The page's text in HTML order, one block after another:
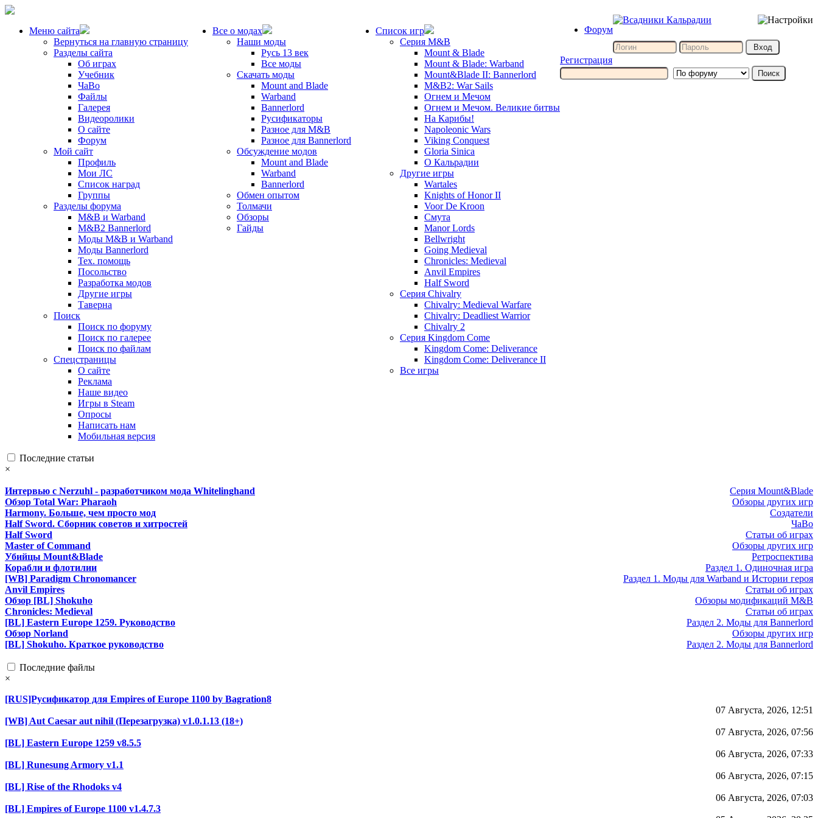
Меню сайта
Вернуться на главную страницу
Разделы сайта
Об играх
Учебник
ЧаВо
Файлы
Галерея
Видеоролики
О сайте
Форум
Мой сайт
Профиль
Мои ЛС
Список наград
Группы
Разделы форума
M&B и Warband
M&B2 Bannerlord
Моды M&B и Warband
Моды Bannerlord
Тех. помощь
Посольство
Разработка модов
Другие игры
Таверна
Поиск
Поиск по форуму
Поиск по галерее
Поиск по файлам
Спецстраницы
О сайте
Реклама
Наше видео
Игры в Steam
Опросы
Написать нам
Мобильная версия
Все о модах
Наши моды
Русь 13 век
Все моды
Скачать моды
Mount and Blade
Warband
Bannerlord
Русификаторы
Разное для M&B
Разное для Bannerlord
Обсуждение модов
Mount and Blade
Warband
Bannerlord
Обмен опытом
Толмачи
Обзоры
Гайды
Список игр
Серия M&B
Mount & Blade
Mount & Blade: Warband
Mount&Blade II: Bannerlord
M&B2: War Sails
Огнем и Мечом
Огнем и Мечом. Великие битвы
На Карибы!
Napoleonic Wars
Viking Conquest
Gloria Sinica
О Кальрадии
Другие игры
Wartales
Knights of Honor II
Voor De Kroon
Смута
Manor Lords
Bellwright
Going Medieval
Chronicles: Medieval
Anvil Empires
Half Sword
Серия Chivalry
Chivalry: Medieval Warfare
Chivalry: Deadliest Warrior
Chivalry 2
Серия Kingdom Come
Kingdom Come: Deliverance
Kingdom Come: Deliverance II
Все игры
Форум
Регистрация
Последние статьи
×
Серия Mount&Blade
Интервью с Nerzuhl - разработчиком мода Whitelinghand
Обзоры других игр
Обзор Total War: Pharaoh
Создатели
Harmony. Больше, чем просто мод
ЧаВо
Half Sword. Сборник советов и хитростей
Статьи об играх
Half Sword
Обзоры других игр
Master of Command
Ретроспектива
Убийцы Mount&Blade
Раздел 1. Одиночная игра
Корабли и флотилии
Раздел 1. Моды для Warband и Истории героя
[WB] Paradigm Chronomancer
Статьи об играх
Anvil Empires
Обзоры модификаций M&B
Обзор [BL] Shokuho
Статьи об играх
Chronicles: Medieval
Раздел 2. Моды для Bannerlord
[BL] Eastern Europe 1259. Руководство
Обзоры других игр
Обзор Norland
Раздел 2. Моды для Bannerlord
[BL] Shokuho. Краткое руководство
Последние файлы
×
[RUS]Русификатор для Empires of Europe 1100 by Bagration8
07 Августа, 2026, 12:51
[WB] Aut Caesar aut nihil (Перезагрузка) v1.0.1.13 (18+)
07 Августа, 2026, 07:56
[BL] Eastern Europe 1259 v8.5.5
06 Августа, 2026, 07:33
[BL] Runesung Armory v1.1
06 Августа, 2026, 07:15
[BL] Rise of the Rhodoks v4
06 Августа, 2026, 07:03
[BL] Empires of Europe 1100 v1.4.7.3